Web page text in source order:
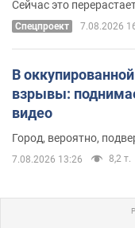
Сейчас это
Спецпроект 7.08.2026
В
взрывы:
видео
Город, вероятно,
7.08.2026 13:26 8,2 т.